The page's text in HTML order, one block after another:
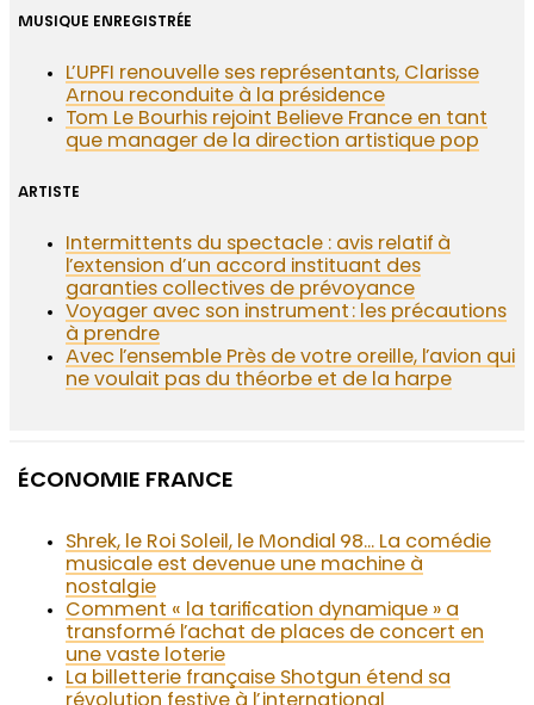
MUSIQUE ENREGISTRÉE
L’UPFI renouvelle ses représentants, Clarisse
Arnou reconduite à la présidence
Tom Le Bourhis rejoint Believe France en tant
que manager de la direction artistique pop
ARTISTE
Intermittents du spectacle : avis relatif à
l’extension d’un accord instituant des
garanties collectives de prévoyance
Voyager avec son instrument : les précautions
à prendre
Avec l’ensemble Près de votre oreille, l’avion qui
ne voulait pas du théorbe et de la harpe
ÉCONOMIE FRANCE
Shrek, le Roi Soleil, le Mondial 98… La comédie
musicale est devenue une machine à
nostalgie
Comment « la tarification dynamique » a
transformé l’achat de places de concert en
une vaste loterie
La billetterie française Shotgun étend sa